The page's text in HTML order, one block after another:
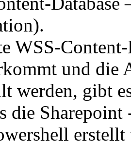
WSS-
und die
werden, gibt
die
erstellt